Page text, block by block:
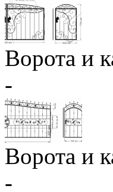
Ворота и
-
Ворота и
-